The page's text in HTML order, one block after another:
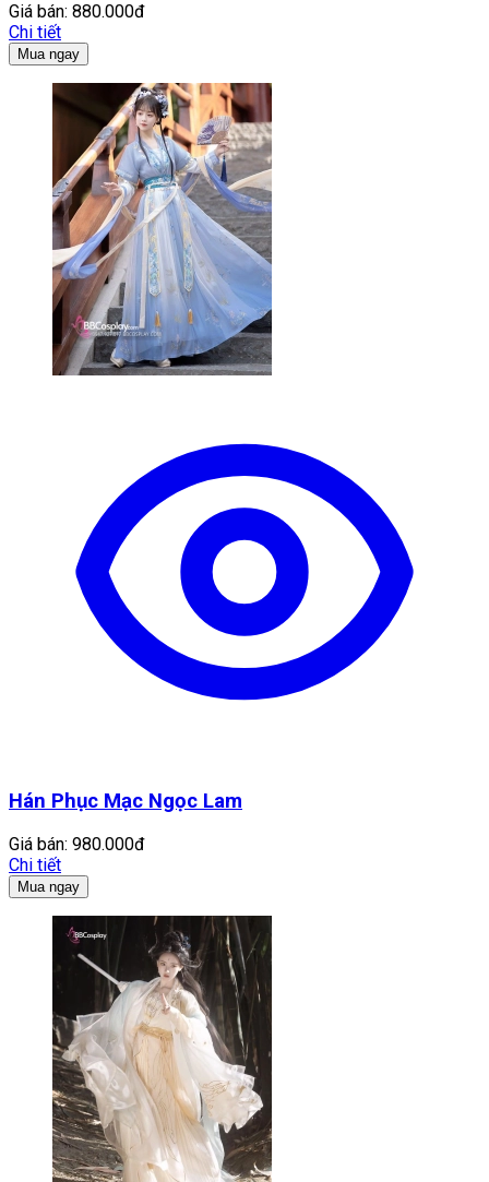
Giá bán: 880.000đ
Chi tiết
Mua ngay
Hán Phục Mạc Ngọc Lam
Giá bán: 980.000đ
Chi tiết
Mua ngay